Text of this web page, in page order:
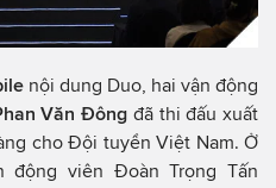
nội dung Duo, hai vận động
Văn Đông đã thi đấu xuất
cho Đội tuyển Việt Nam. Ở
động viên Đoàn Trọng Tấn